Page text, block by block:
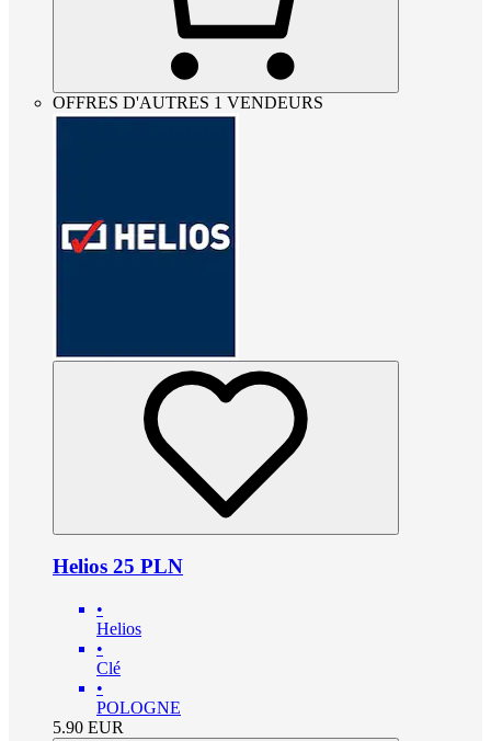
OFFRES D'AUTRES 1 VENDEURS
Helios 25 PLN
•
Helios
•
Clé
•
POLOGNE
5.90 EUR